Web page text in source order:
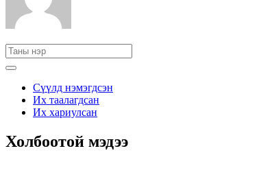
Сүүлд нэмэгдсэн
Их таалагдсан
Их хариулсан
Холбоотой мэдээ